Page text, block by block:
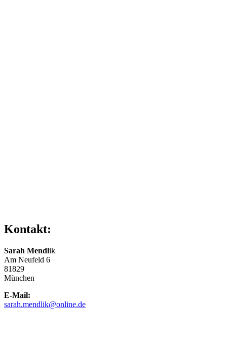
Kontakt:
Sarah Mendlik
Am Neufeld 6
81829
München
E-Mail:
sarah.mendlik@online.de